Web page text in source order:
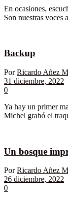
En ocasiones,
Son nuestras voces
Backup
Por Ricardo Añez
31 diciembre, 2022
0
Ya hay un primer
Michel grabó el
Un bosque
Por Ricardo Añez
26 diciembre, 2022
0